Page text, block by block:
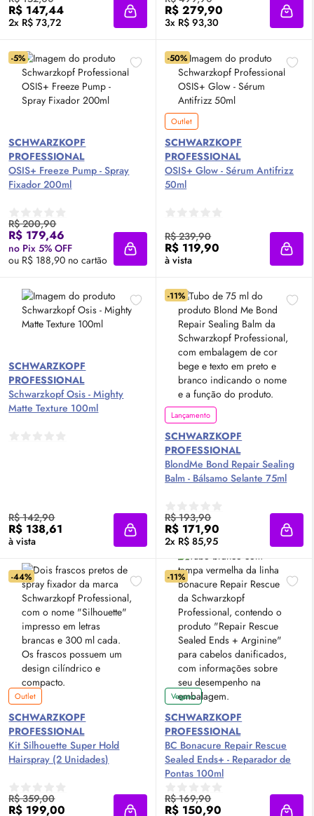
R$ 147,44
2x R$ 73,72 Adicionar à sacola
R$ 279,90
3x R$ 93,30
-5%
SCHWARZKOPF
PROFESSIONAL
OSIS+ Freeze Pump - Spray
Fixador 200ml
R$ 200,90
R$ 179,46
no Pix 5% OFF
ou R$ 188,90 no cartão
Adicionar à sacola
-50%
Outlet
SCHWARZKOPF
PROFESSIONAL
OSIS+Glow -Sérum Antifrizz
50ml
R$ 239,90
R$ 119,90
à vista
SCHWARZKOPF
PROFESSIONAL
Schwarzkopf Osis - Mighty
Matte Texture 100ml
R$ 142,90
R$ 138,61
à vista Adicionar à sacola
-11%
Lançamento
SCHWARZKOPF
PROFESSIONAL
BlondMe Bond Repair Sealing
Balm - Bálsamo Selante 75ml
R$ 193,90
R$ 171,90
2x R$ 85,95
-44%
Outlet
SCHWARZKOPF
PROFESSIONAL
Kit Silhouette Super Hold
Hairspray (2 Unidades)
R$ 359,00
R$ 199,00
-11%
Vegano
SCHWARZKOPF
PROFESSIONAL
BC Bonacure Repair Rescue
Sealed Ends+ - Reparador de
Pontas 100ml
R$ 169,90
R$ 150,90